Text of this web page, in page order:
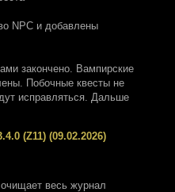
NPC и добавлены
закончено. Вампирские
Побочные квесты не
исправляться. Дальше
(Z11) (09.02.2026)
весь журнал